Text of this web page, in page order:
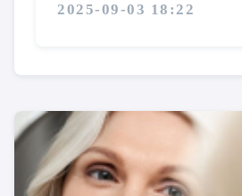
2025-09-03 18:22